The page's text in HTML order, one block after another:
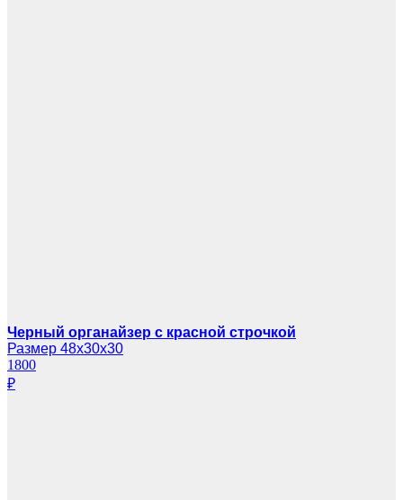
Черный органайзер с красной строчкой
Размер 48х30х30
1800
₽